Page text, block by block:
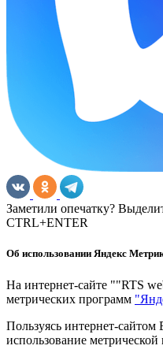
Заметили опечатку?
CTRL+ENTER
Об использовании Яндекс
На интернет-сайте ""RTS
метрических программ
Пользуясь интернет-сайтом
использование